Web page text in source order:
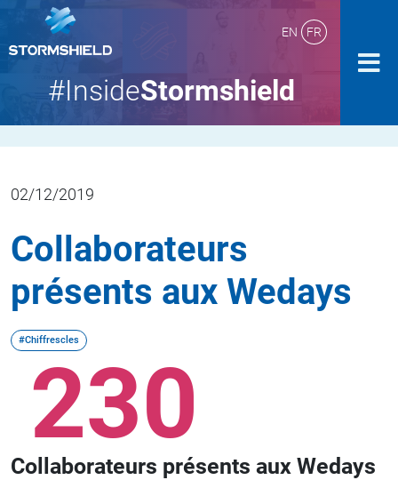
EN FR
#InsideStormshield
02/12/2019
Collaborateurs
présents aux Wedays
#Chiffrescles
230
Collaborateurs présents aux Wedays